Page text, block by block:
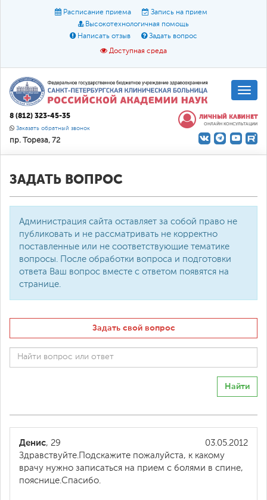
Расписание приема
Запись на прием
Высокотехнологичная помощь
Написать отзыв
Задать вопрос
Доступная среда
Размер шрифта: A A A
Цвет:
О доступной среде
8 (812) 323-45-35
Заказать обратный звонок
пр. Тореза, 72
ЛИЧНЫЙ КАБИНЕТ
ОНЛАЙН КОНСУЛЬТАЦИИ
ЗАДАТЬ ВОПРОС
Администрация сайта оставляет за собой право не
публиковать и не рассматривать не корректно
поставленные или не соответствующие тематике
вопросы. После обработки вопроса и подготовки
ответа Ваш вопрос вместе с ответом появятся на
странице.
Задать свой вопрос
Найти
03.05.2012
Денис, 29
Здравствуйте.Подскажите пожалуйста, к какому
врачу нужно записаться на прием с болями в спине,
пояснице.Спасибо.